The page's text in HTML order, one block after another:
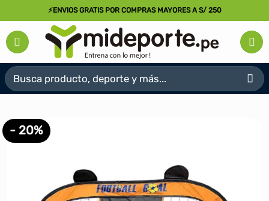
al
contenido
⚡ENVIOS GRATIS POR COMPRAS MAYORES A S/ 250
Buscar
por:
- 20%